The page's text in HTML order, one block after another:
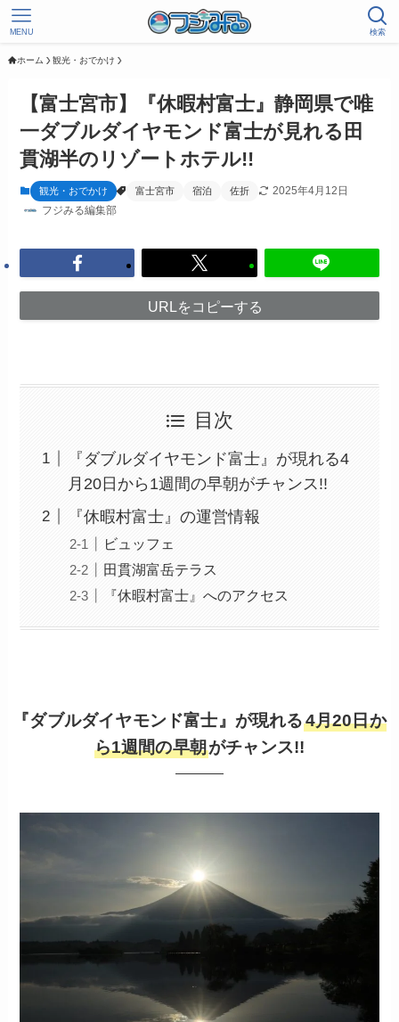
検索
MENU
ホーム 観光・おでかけ
【富士宮市】『休暇村富士』静岡県で唯
一ダブルダイヤモンド富士が見れる田
貫湖半のリゾートホテル!!
観光・おでかけ 富士宮市 宿泊 佐折
2025年4月12日
フジみる編集部
URLをコピーする
目次
『ダブルダイヤモンド富士』が現れる4
月20日から1週間の早朝がチャンス!!
『休暇村富士』の運営情報
ビュッフェ
田貫湖富岳テラス
『休暇村富士』へのアクセス
『ダブルダイヤモンド富士』が現れる4月20日か
ら1週間の早朝がチャンス!!